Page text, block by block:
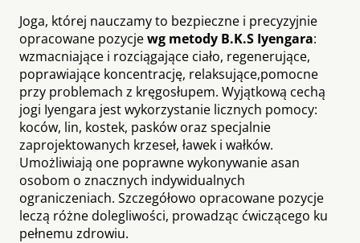
Joga, której nauczamy to bezpieczne i precyzyjnie
opracowane pozycjewg metody B.K.S Iyengara:
wzmacniające i rozciągające ciało, regenerujące,
poprawiające koncentrację, relaksujące,pomocne
przy problemach z kręgosłupem. Wyjątkową cechą
jogi Iyengara jest wykorzystanie licznych pomocy:
koców, lin, kostek, pasków oraz specjalnie
zaprojektowanych krzeseł, ławek i wałków.
Umożliwiają one poprawne wykonywanie asan
osobom o znacznych indywidualnych
ograniczeniach. Szczegółowo opracowane pozycje
leczą różne dolegliwości, prowadząc ćwiczącego ku
pełnemu zdrowiu.